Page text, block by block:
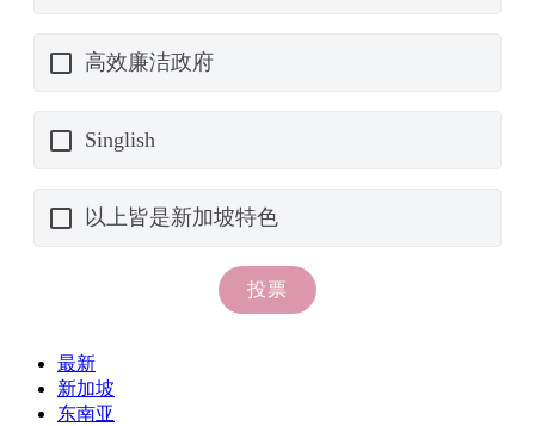
最新
新加坡
东南亚